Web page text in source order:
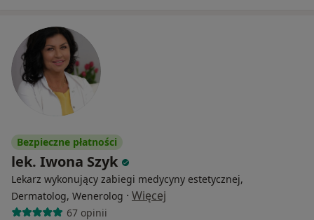
Bezpieczne płatności
lek. Iwona Szyk
Lekarz wykonujący zabiegi medycyny estetycznej,
Dermatolog, Wenerolog · Więcej
67 opinii